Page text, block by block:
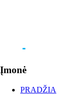
Įmonė
PRADŽIA